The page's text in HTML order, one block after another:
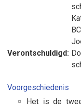
Verontschuldigd:
Voorgeschiedenis
Het is de